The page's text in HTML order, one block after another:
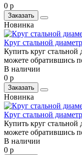
0 р
Заказать
Новинка
Круг стальной
Купить круг
можете обратившись
В наличии
0 р
Заказать
Новинка
Круг стальной
Купить круг
можете обратившись
В наличии
0 р